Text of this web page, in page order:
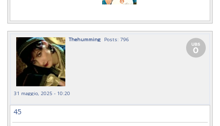
Thehumming Posts: 796
31 maggio, 2025 - 10:20
45